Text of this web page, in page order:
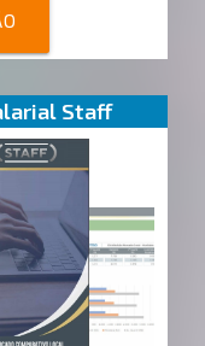
Staff